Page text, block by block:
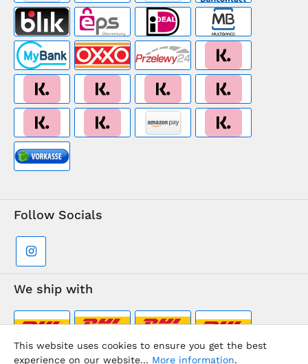
Follow Socials
We ship with
This website uses cookies to ensure you get the best
experience on our website... More information.